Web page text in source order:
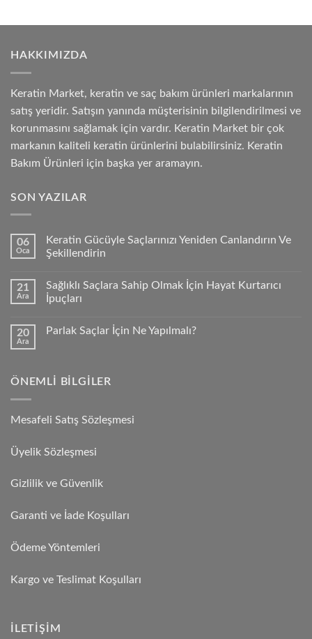
HAKKIMIZDA
Keratin Market, keratin ve saç bakım ürünleri markalarının
satış yeridir. Satışın yanında müşterisinin bilgilendirilmesi ve
korunmasını sağlamak için vardır. Keratin Market bir çok
markanın kaliteli keratin ürünlerini bulabilirsiniz. Keratin
Bakım Ürünleri için başka yer aramayın.
SON YAZILAR
06
Oca
Keratin Gücüyle Saçlarınızı Yeniden Canlandırın Ve
Şekillendirin
21
Ara
Sağlıklı Saçlara Sahip Olmak İçin Hayat Kurtarıcı
İpuçları
20
Ara
Parlak Saçlar İçin Ne Yapılmalı?
ÖNEMLI BILGILER
Mesafeli Satış Sözleşmesi
Üyelik Sözleşmesi
Gizlilik ve Güvenlik
Garanti ve İade Koşulları
Ödeme Yöntemleri
Kargo ve Teslimat Koşulları
İLETIŞIM